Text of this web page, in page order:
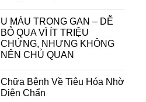
U MÁU TRONG GAN – DỄ
BỎ QUA VÌ ÍT TRIỆU
CHỨNG, NHƯNG KHÔNG
NÊN CHỦ QUAN
Chữa Bệnh Về Tiêu Hóa Nhờ
Diện Chẩn